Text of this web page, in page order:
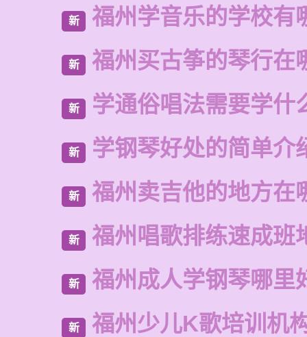
新 福州学音乐的学校有
新 福州买古筝的琴行在
新 学通俗唱法需要学什
新 学钢琴好处的简单介
新 福州卖吉他的地方在
新 福州唱歌排练速成班
新 福州成人学钢琴哪里
新 福州少儿K歌培训机